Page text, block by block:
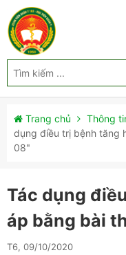
Trang chủ Thông
dụng điều trị bệnh tăng
08"
Tác dụng
áp bằng bài
T6, 09/10/2020